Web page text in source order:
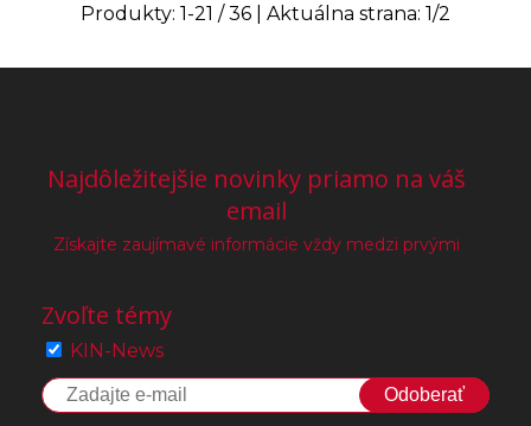
Produkty: 1-21 /36 | Aktuálna strana: 1/2
Najdôležitejšie novinky priamo na váš
email
Získajte zaujímavé informácie vždy medzi prvými
Zvoľte témy
KIN-News
Odoberať